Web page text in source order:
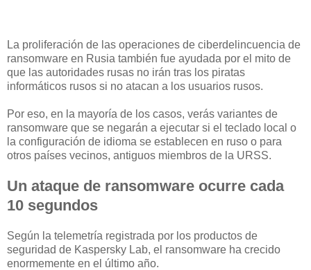
La proliferación de las operaciones de ciberdelincuencia de
ransomware en Rusia también fue ayudada por el mito de
que las autoridades rusas no irán tras los piratas
informáticos rusos si no atacan a los usuarios rusos.
Por eso, en la mayoría de los casos, verás variantes de
ransomware que se negarán a ejecutar si el teclado local o
la configuración de idioma se establecen en ruso o para
otros países vecinos, antiguos miembros de la URSS.
Un ataque de ransomware ocurre cada
10 segundos
Según la telemetría registrada por los productos de
seguridad de Kaspersky Lab, el ransomware ha crecido
enormemente en el último año.